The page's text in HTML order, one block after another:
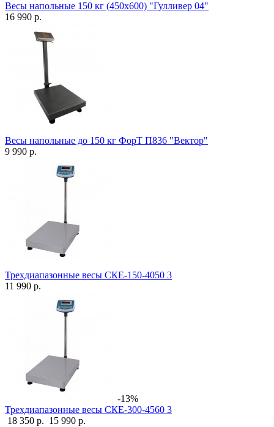
Весы напольные 150 кг (450х600) "Гулливер 04"
16 990 р.
Весы напольные до 150 кг ФорТ П836 "Вектор"
9 990 р.
Трехдиапазонные весы СКЕ-150-4050 3
11 990 р.
-13%
Трехдиапазонные весы СКЕ-300-4560 3
18 350 р. 15 990 р.